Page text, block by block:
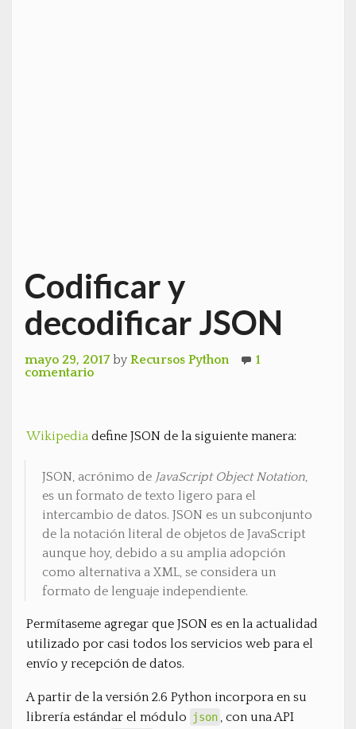
Codificar y
decodificar JSON
mayo 29, 2017 by Recursos Python
1
comentario
Wikipedia define JSON de la siguiente manera:
JSON, acrónimo de JavaScript Object Notation,
es un formato de texto ligero para el
intercambio de datos. JSON es un subconjunto
de la notación literal de objetos de JavaScript
aunque hoy, debido a su amplia adopción
como alternativa a XML, se considera un
formato de lenguaje independiente.
Permítaseme agregar que JSON es en la actualidad
utilizado por casi todos los servicios web para el
envío y recepción de datos.
A partir de la versión 2.6 Python incorpora en su
librería estándar el módulo
json , con una API